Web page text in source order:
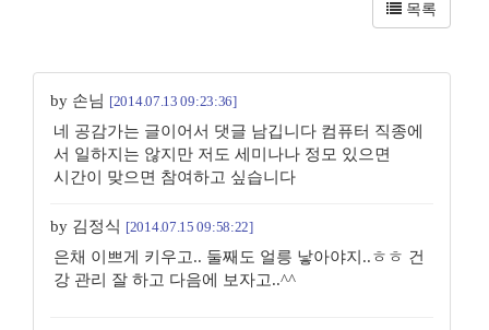
목록
by 손님 [2014.07.13 09:23:36]
네 공감가는 글이어서 댓글 남깁니다 컴퓨터 직종에
서 일하지는 않지만 저도 세미나나 정모 있으면
시간이 맞으면 참여하고 싶습니다
by 김정식 [2014.07.15 09:58:22]
은채 이쁘게 키우고.. 둘째도 얼릉 낳아야지..ㅎㅎ 건
강 관리 잘 하고 다음에 보자고..^^